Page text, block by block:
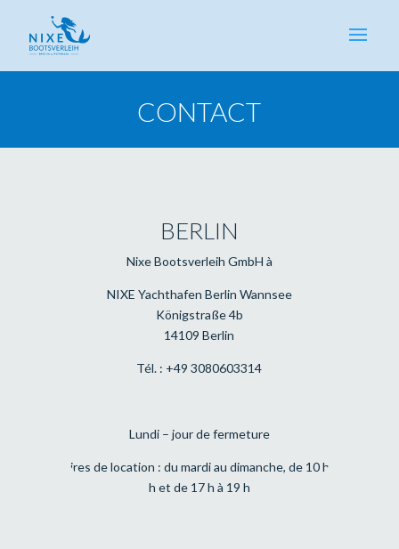
CONTACT
BERLIN
Nixe Bootsverleih GmbH à
NIXE Yachthafen Berlin Wannsee
Königstraße 4b
14109 Berlin
Tél. : +49 3080603314
Lundi – jour de fermeture
Horaires de location : du mardi au dimanche, de 10 h à 13
h et de 17 h à 19 h